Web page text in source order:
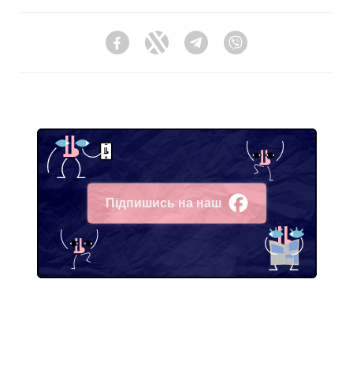
FacebookTwitter Telegram
Підпишись на наш
Facebook